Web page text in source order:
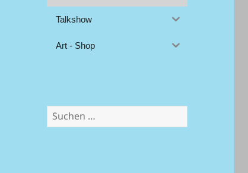
Talkshow
Art - Shop
Suchen
nach: